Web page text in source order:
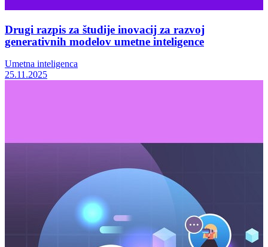
Drugi razpis za študije inovacij za razvoj
generativnih modelov umetne inteligence
Umetna inteligenca
25.11.2025